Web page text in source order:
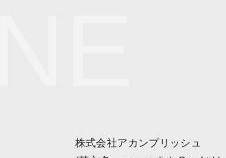
株式会社アカンプリッシュ